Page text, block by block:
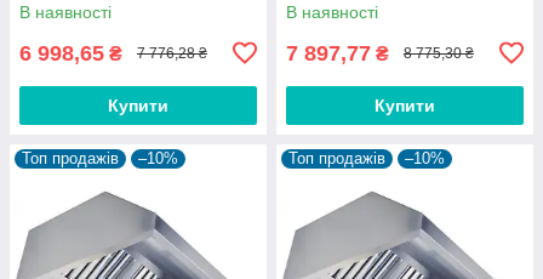
В наявності
6 998,65 ₴ 7 776,28 ₴
Купити
В наявності
7 897,77 ₴ 8 775,30 ₴
Купити
Топ продажів –10% Топ продажів –10%